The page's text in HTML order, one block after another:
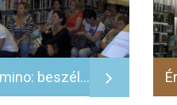
Magyar Camino: beszélgetés Sándor Anikó írónővel - 2014.06.16.